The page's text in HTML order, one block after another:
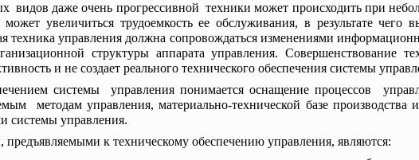
видов даже очень прогрессивной техники может происходить при
увеличиться трудоемкость ее обслуживания, в результате
техника управления должна сопровождаться изменениями
структуры аппарата управления. Совершенствование
и не создает реального технического обеспечения системы
системы управления понимается оснащение процессов
методам управления, материально-технической базе
системы управления.
к техническому обеспечению управления, являются: